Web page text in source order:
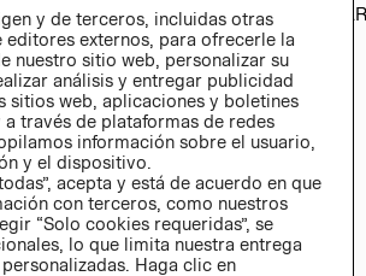
POLÍTICA
y de terceros, incluidas otras
externos, para ofrecerle la
nuestro sitio web, personalizar su
análisis y entregar publicidad
sitios web, aplicaciones y boletines
través de plataformas de redes
información sobre el usuario,
y el dispositivo.
acepta y está de acuerdo en que
con terceros, como nuestros
“Solo cookies requeridas”, se
lo que limita nuestra entrega
Haga clic en